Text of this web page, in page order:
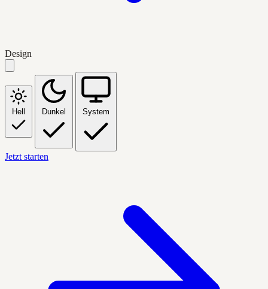
Design
Hell Dunkel System
Jetzt starten